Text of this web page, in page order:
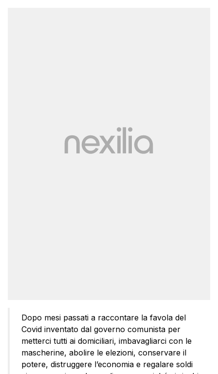
Dopo mesi passati a raccontare la favola del
Covid inventato dal governo comunista per
metterci tutti ai domiciliari, imbavagliarci con le
mascherine, abolire le elezioni, conservare il
potere, distruggere l’economia e regalare soldi